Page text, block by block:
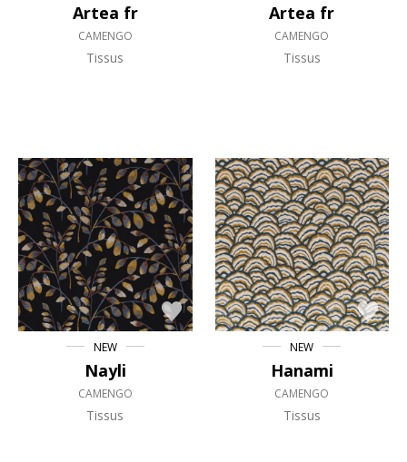
Artea fr
CAMENGO
Tissus
Artea fr
CAMENGO
Tissus
NEW
Nayli
CAMENGO
Tissus
NEW
Hanami
CAMENGO
Tissus